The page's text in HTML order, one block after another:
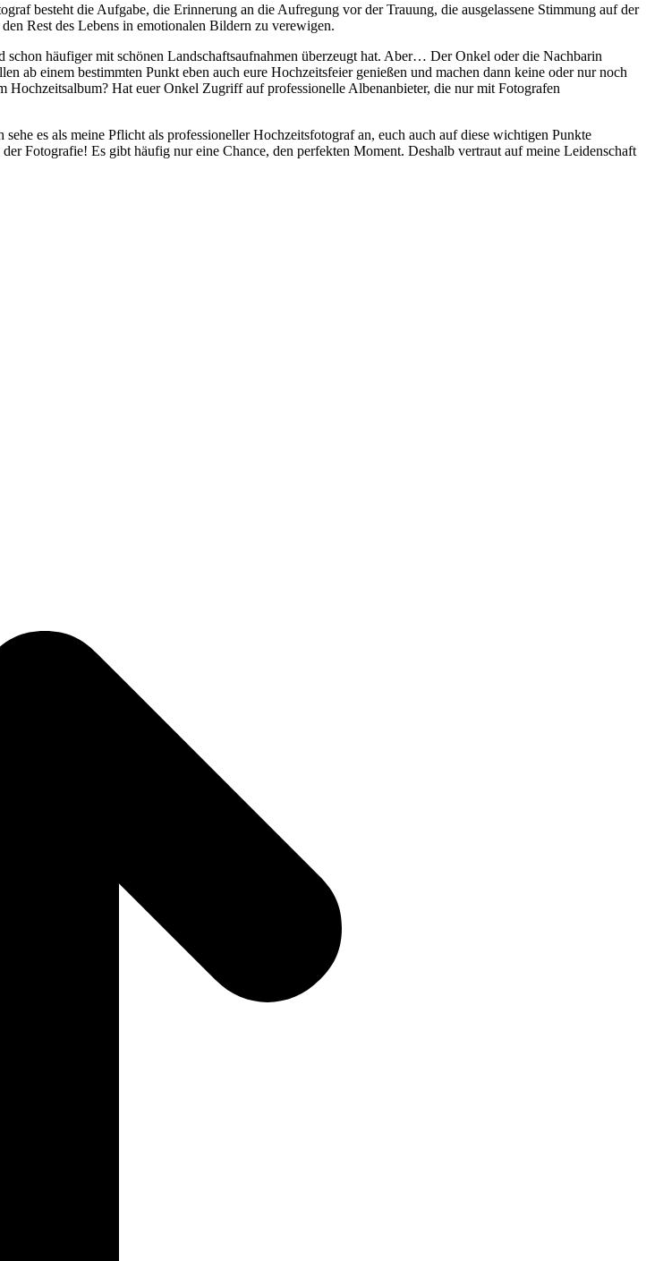
besteht die Aufgabe, die Erinnerung an die Aufregung vor der Trauung, die ausgelassene Stimmung auf der
Rest des Lebens in emotionalen Bildern zu verewigen.
häufiger mit schönen Landschaftsaufnahmen überzeugt hat. Aber… Der Onkel oder die Nachbarin
ab einem bestimmten Punkt eben auch eure Hochzeitsfeier genießen und machen dann keine oder nur noch
Hat euer Onkel Zugriff auf professionelle Albenanbieter, die nur mit Fotografen
es als meine Pflicht als professioneller Hochzeitsfotograf an, euch auch auf diese wichtigen Punkte
Fotografie! Es gibt häufig nur eine Chance, den perfekten Moment. Deshalb vertraut auf meine Leidenschaft